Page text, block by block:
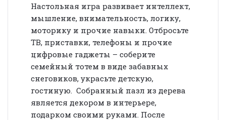
Настольная игра развивает интеллект,
мышление, внимательность, логику,
моторику и прочие навыки. Отбросьте
ТВ, приставки, телефоны и прочие
цифровые гаджеты – соберите
семейный тотем в виде забавных
снеговиков, украсьте детскую,
гостиную. Собранный пазл из дерева
является декором в интерьере,
подарком своими руками. После